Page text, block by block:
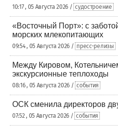
10:17 , 05 Августа 2026 / судостроение
«Восточный Порт»: с
морских млекопитающих
09:54 , 05 Августа 2026 / пресс-релизы
Между Кировом,
экскурсионные теплоходы
08:16 , 05 Августа 2026 / события
ОСК сменила директоров
07:52 , 05 Августа 2026 / события